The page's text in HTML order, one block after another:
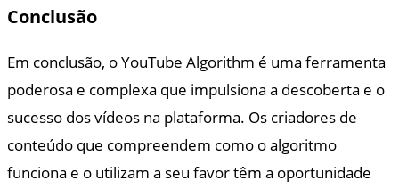
Conclusão
Em conclusão, o YouTube Algorithm é uma ferramenta
poderosa e complexa que impulsiona a descoberta e o
sucesso dos vídeos na plataforma. Os criadores de
conteúdo que compreendem como o algoritmo
funciona e o utilizam a seu favor têm a oportunidade